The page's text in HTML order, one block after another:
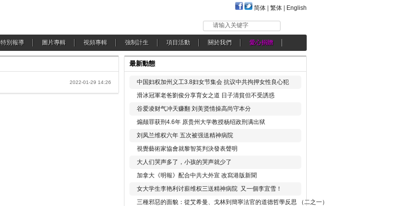
简体 繁体 English
请输入关键字
特別報導 圖片專輯 視頻專輯 強制計生 項目活動 關於我們 愛心捐贈
2022-01-29 14:26
最新動態
中国妇权加州义工3.8妇女节集会 抗议中共拘押女性良心犯
滑冰冠軍老爸劉俊分享育女之道 日子清貧但不受誘惑
谷爱凌财气冲天赚翻 刘美贤情操高尚守本分
煽颠罪获刑4.6年 原贵州大学教授杨绍政刑满出狱
刘凤兰维权六年 五次被强送精神病院
視覺藝術家協會就黎智英判決發表聲明
大人们哭声多了，小孩的哭声就少了
加拿大《明報》配合中共大外宣 改寫港版新聞
女大学生李艳利讨薪维权三送精神病院 又一個李宜雪！
三種邪惡的面貌：從艾希曼、戈林到簡寧法官的道德哲學反思 （二之一）